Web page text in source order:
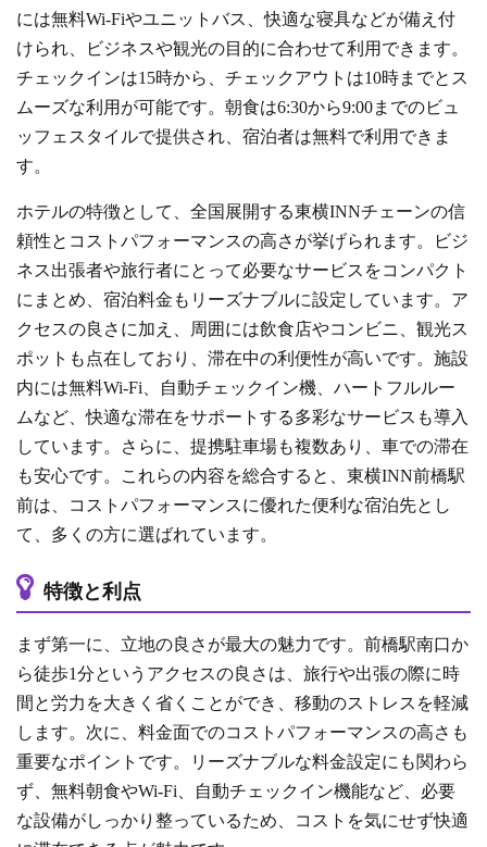
には無料Wi-Fiやユニットバス、快適な寝具などが備え付
けられ、ビジネスや観光の目的に合わせて利用できます。
チェックインは15時から、チェックアウトは10時までとス
ムーズな利用が可能です。朝食は6:30から9:00までのビュ
ッフェスタイルで提供され、宿泊者は無料で利用できま
す。
ホテルの特徴として、全国展開する東横INNチェーンの信
頼性とコストパフォーマンスの高さが挙げられます。ビジ
ネス出張者や旅行者にとって必要なサービスをコンパクト
にまとめ、宿泊料金もリーズナブルに設定しています。ア
クセスの良さに加え、周囲には飲食店やコンビニ、観光ス
ポットも点在しており、滞在中の利便性が高いです。施設
内には無料Wi-Fi、自動チェックイン機、ハートフルルー
ムなど、快適な滞在をサポートする多彩なサービスも導入
しています。さらに、提携駐車場も複数あり、車での滞在
も安心です。これらの内容を総合すると、東横INN前橋駅
前は、コストパフォーマンスに優れた便利な宿泊先とし
て、多くの方に選ばれています。
特徴と利点
まず第一に、立地の良さが最大の魅力です。前橋駅南口か
ら徒歩1分というアクセスの良さは、旅行や出張の際に時
間と労力を大きく省くことができ、移動のストレスを軽減
します。次に、料金面でのコストパフォーマンスの高さも
重要なポイントです。リーズナブルな料金設定にも関わら
ず、無料朝食やWi-Fi、自動チェックイン機能など、必要
な設備がしっかり整っているため、コストを気にせず快適